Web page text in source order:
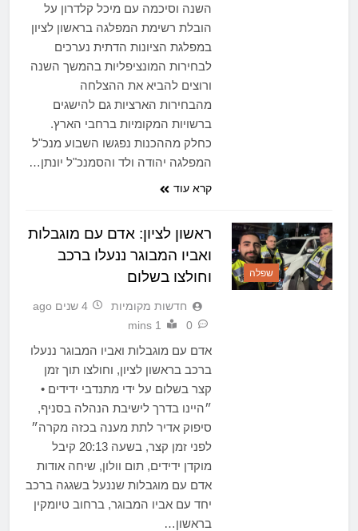
השנה וסיכמה עם מיכל קלדרון על
הובלת רשימת המפלגה בראשון לציון
במפלגת הציונות הדתית נערכים
לבחירות המונציפליות בהמשך השנה
ורוצים להביא את ההצלחה
מהבחירות הארציות גם להישגים
ברשויות המקומיות ברחבי הארץ.
כחלק מההכנות נפגשו השבוע מנכ"ל
המפלגה יהודה ולד והסמנכ"ל יונתן…
קרא עוד
שפלה
ראשון לציון: אדם עם מוגבלות
ואביו המבוגר ננעלו ברכב
וחולצו בשלום
חדשות מקומיות
4 שנים ago
0
1 mins
אדם עם מוגבלות ואביו המבוגר ננעלו
ברכב בראשון לציון, וחולצו תוך זמן
קצר בשלום על ידי מתנדבי ידידים •
״היינו בדרך לישיבת הנהלה בסניף,
סיפוק אדיר לתת מענה בכזה מקרה״
לפני זמן קצר, בשעה 20:13 קיבל
מוקדן ידידים, תום וולון, שיחה אודות
אדם עם מוגבלות שננעל בשגגה ברכב
יחד עם אביו המבוגר, ברחוב טיומקין
בראשון…